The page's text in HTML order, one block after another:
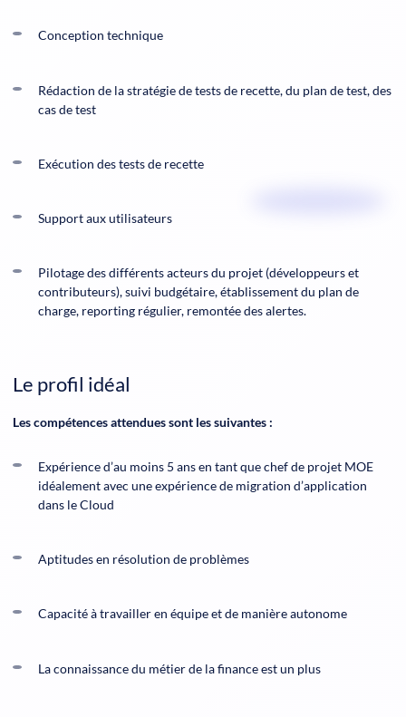
Conception technique
Rédaction de la stratégie de tests de recette, du plan de test, des
cas de test
Exécution des tests de recette
Support aux utilisateurs
Pilotage des différents acteurs du projet (développeurs et
contributeurs), suivi budgétaire, établissement du plan de
charge, reporting régulier, remontée des alertes.
Le profil idéal
Les compétences attendues sont les suivantes :
Expérience d’au moins 5 ans en tant que chef de projet MOE
idéalement avec une expérience de migration d’application
dans le Cloud
Aptitudes en résolution de problèmes
Capacité à travailler en équipe et de manière autonome
La connaissance du métier de la finance est un plus